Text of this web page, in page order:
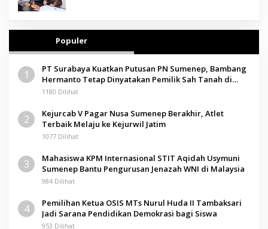
Populer
1
PT Surabaya Kuatkan Putusan PN Sumenep, Bambang
Hermanto Tetap Dinyatakan Pemilik Sah Tanah di
Pamolokan
1180 Dilihat
2
Kejurcab V Pagar Nusa Sumenep Berakhir, Atlet
Terbaik Melaju ke Kejurwil Jatim
1077 Dilihat
3
Mahasiswa KPM Internasional STIT Aqidah Usymuni
Sumenep Bantu Pengurusan Jenazah WNI di Malaysia
984 Dilihat
4
Pemilihan Ketua OSIS MTs Nurul Huda II Tambaksari
Jadi Sarana Pendidikan Demokrasi bagi Siswa
953 Dilihat